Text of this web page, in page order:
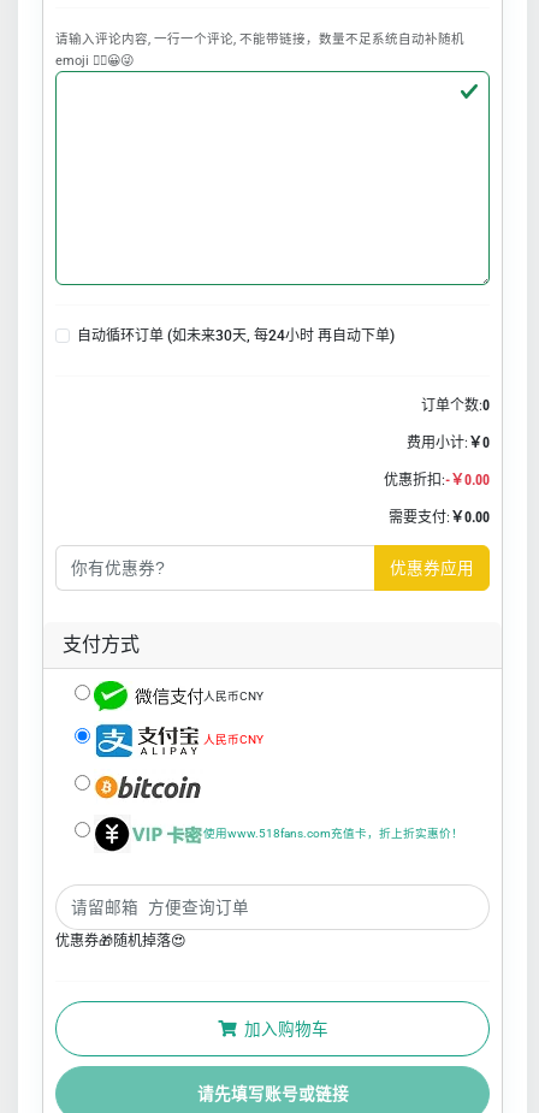
请输入评论内容, 一行一个评论, 不能带链接，数量不足系统自动补随机
emoji ❤️‍🔥😀😜
自动循环订单 (如未来30天, 每24小时 再自动下单)
订单个数:0
费用小计: ￥0
优惠折扣:-￥0.00
需要支付: ￥0.00
优惠券应用
支付方式
人民币CNY
人民币CNY
使用www.518fans.com充值卡，折上折实惠价！
优惠券🎁随机掉落😍
加入购物车
请先填写账号或链接